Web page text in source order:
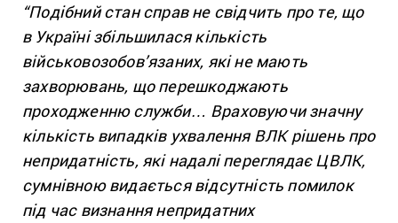
“Подібний стан справ не свідчить про те, що
в Україні збільшилася кількість
військовозобов’язаних, які не мають
захворювань, що перешкоджають
проходженню служби… Враховуючи значну
кількість випадків ухвалення ВЛК рішень про
непридатність, які надалі переглядає ЦВЛК,
сумнівною видається відсутність помилок
під час визнання непридатних